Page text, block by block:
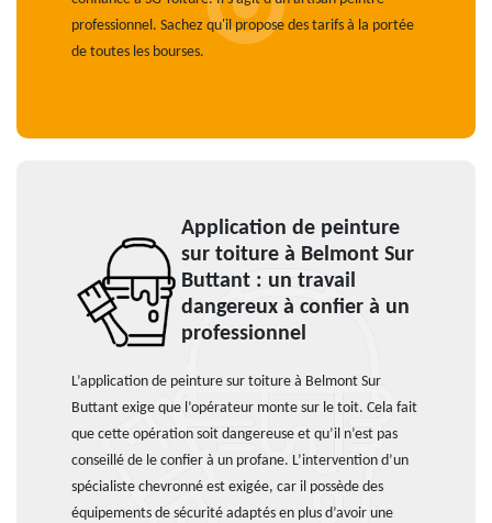
professionnel. Sachez qu'il propose des tarifs à la portée
de toutes les bourses.
Application de peinture
sur toiture à Belmont Sur
Buttant : un travail
dangereux à confier à un
professionnel
L’application de peinture sur toiture à Belmont Sur
Buttant exige que l’opérateur monte sur le toit. Cela fait
que cette opération soit dangereuse et qu’il n’est pas
conseillé de le confier à un profane. L’intervention d’un
spécialiste chevronné est exigée, car il possède des
équipements de sécurité adaptés en plus d’avoir une